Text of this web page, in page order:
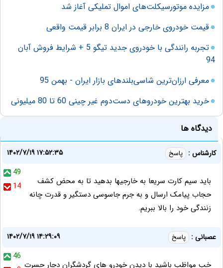
مزایده موتورسیکلت‌های اموال تملیکی آغاز شد
قیمت خودروی خارجی در ایران 8 برابر قیمت واقعی
تجربه رانندگی با خودروی جدید تیگو 5 + شرایط فروش آبان
94
معرفی ارزان‌ترین شاسی‌بلندهای بازار ایران - بهمن 95
خرید بهترین خودروهای دست‌دوم غیر چینی 60 تا 80 میلیونی
دیدگاه ها
کارشناس : پاسخ
۱۴۰۲/۷/۱۹ ۱۷:۵۲:۳۵
49
14
باید سیم کارت سریعا به خارجیها بدهید تا به محض کشف
حجاب پیامک ارسال و به جرم جاسوسی دستگیر و قدرت چانه
زنندگی خود را بالا ببریم.
عصبانی : پاسخ
۱۴۰۲/۷/۱۹ ۱۴:۲۹:۰۹
46
خب مواظب باشید با دیدن خودرو های گردشگران دچار حسرت